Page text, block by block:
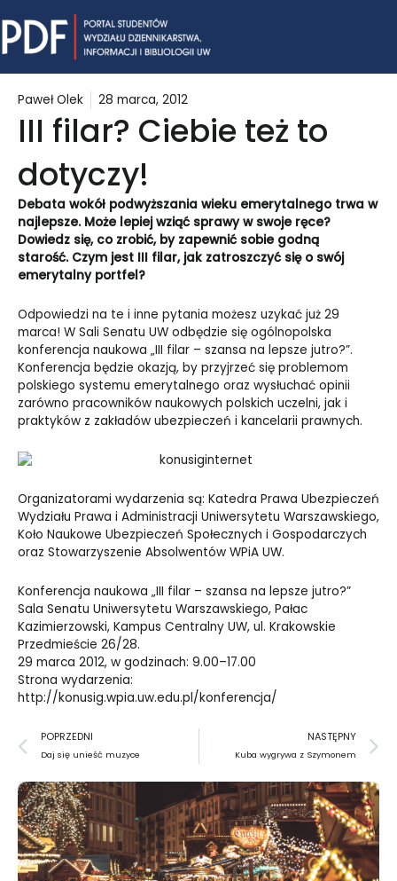
to
content
Paweł Olek 28 marca, 2012
III filar? Ciebie też to
dotyczy!
Debata wokół podwyższania wieku emerytalnego trwa w
najlepsze. Może lepiej wziąć sprawy w swoje ręce?
Dowiedz się, co zrobić, by zapewnić sobie godną
starość. Czym jest III filar, jak zatroszczyć się o swój
emerytalny portfel?
Odpowiedzi na te i inne pytania możesz uzykać już 29
marca! W Sali Senatu UW odbędzie się ogólnopolska
konferencja naukowa „III filar – szansa na lepsze jutro?”.
Konferencja będzie okazją, by przyjrzeć się problemom
polskiego systemu emerytalnego oraz wysłuchać opinii
zarówno pracowników naukowych polskich uczelni, jak i
praktyków z zakładów ubezpieczeń i kancelarii prawnych.
Organizatorami wydarzenia są: Katedra Prawa Ubezpieczeń
Wydziału Prawa i Administracji Uniwersytetu Warszawskiego,
Koło Naukowe Ubezpieczeń Społecznych i Gospodarczych
oraz Stowarzyszenie Absolwentów WPiA UW.
Konferencja naukowa „III filar – szansa na lepsze jutro?”
Sala Senatu Uniwersytetu Warszawskiego, Pałac
Kazimierzowski, Kampus Centralny UW, ul. Krakowskie
Przedmieście 26/28.
29 marca 2012, w godzinach: 9.00–17.00
Strona wydarzenia:
http://konusig.wpia.uw.edu.pl/konferencja/
Prev
POPRZEDNI
Daj się unieść muzyce
NASTĘPNY
Kuba wygrywa z Szymonem